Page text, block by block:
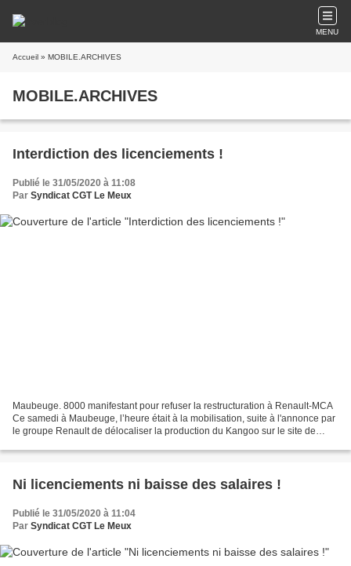
MENU
Accueil » MOBILE.ARCHIVES
MOBILE.ARCHIVES
Interdiction des licenciements !
Publié le 31/05/2020 à 11:08
Par Syndicat CGT Le Meux
Maubeuge. 8000 manifestant pour refuser la restructuration à Renault-MCA
Ce samedi à Maubeuge, l’heure était à la mobilisation, suite à l'annonce par
le groupe Renault de délocaliser la production du Kangoo sur le site de
Ni licenciements ni baisse des salaires !
Publié le 31/05/2020 à 11:04
Par Syndicat CGT Le Meux